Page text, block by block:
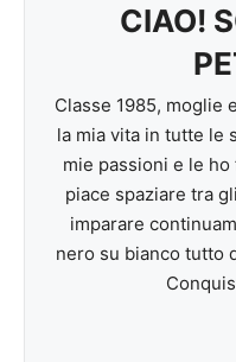
CIAO!
Classe 1985, moglie
la mia vita in tutte le
mie passioni e le
piace spaziare tra
imparare
nero su bianco tutto